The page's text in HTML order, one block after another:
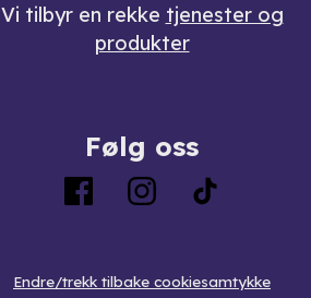
Vi tilbyr en rekke tjenester og
produkter
Følg oss
Endre/trekk tilbake cookiesamtykke